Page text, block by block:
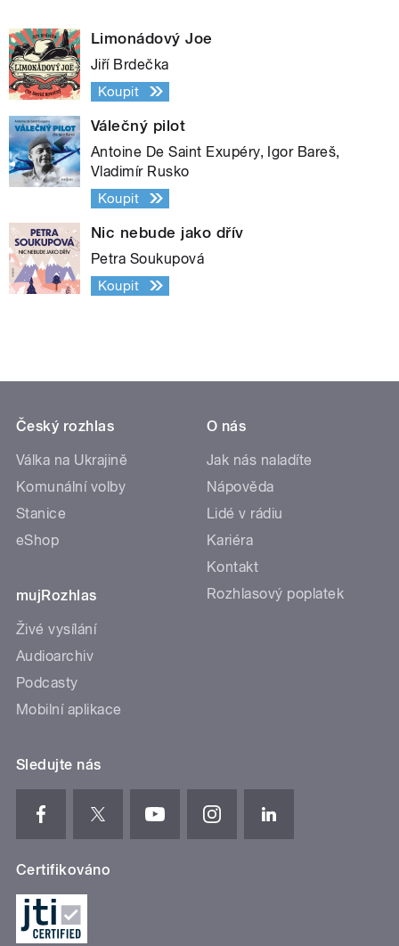
Limonádový Joe
Jiří Brdečka
Koupit
Válečný pilot
Antoine De Saint Exupéry, Igor Bareš,
Vladimír Rusko
Koupit
Nic nebude jako dřív
Petra Soukupová
Koupit
Český rozhlas
Válka na Ukrajině
Komunální volby
Stanice
eShop
mujRozhlas
Živé vysílání
Audioarchiv
Podcasty
Mobilní aplikace
O nás
Jak nás naladíte
Nápověda
Lidé v rádiu
Kariéra
Kontakt
Rozhlasový poplatek
Sledujte nás
Certifikováno